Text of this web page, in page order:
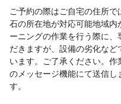
ご予約の際はご自宅の住所
石の所在地が対応可能地域
ーニングの作業を行う際に
だきますが、設備の劣化な
います。ご了承ください。
のメッセージ機能にて送信
す。